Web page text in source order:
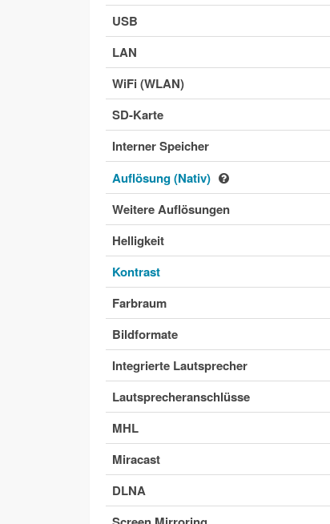
USB
LAN
WiFi (WLAN)
SD-Karte
Interner Speicher
Auflösung (Nativ)
Weitere Auflösungen
Helligkeit
Kontrast
Farbraum
Bildformate
Integrierte Lautsprecher
Lautsprecheranschlüsse
MHL
Miracast
DLNA